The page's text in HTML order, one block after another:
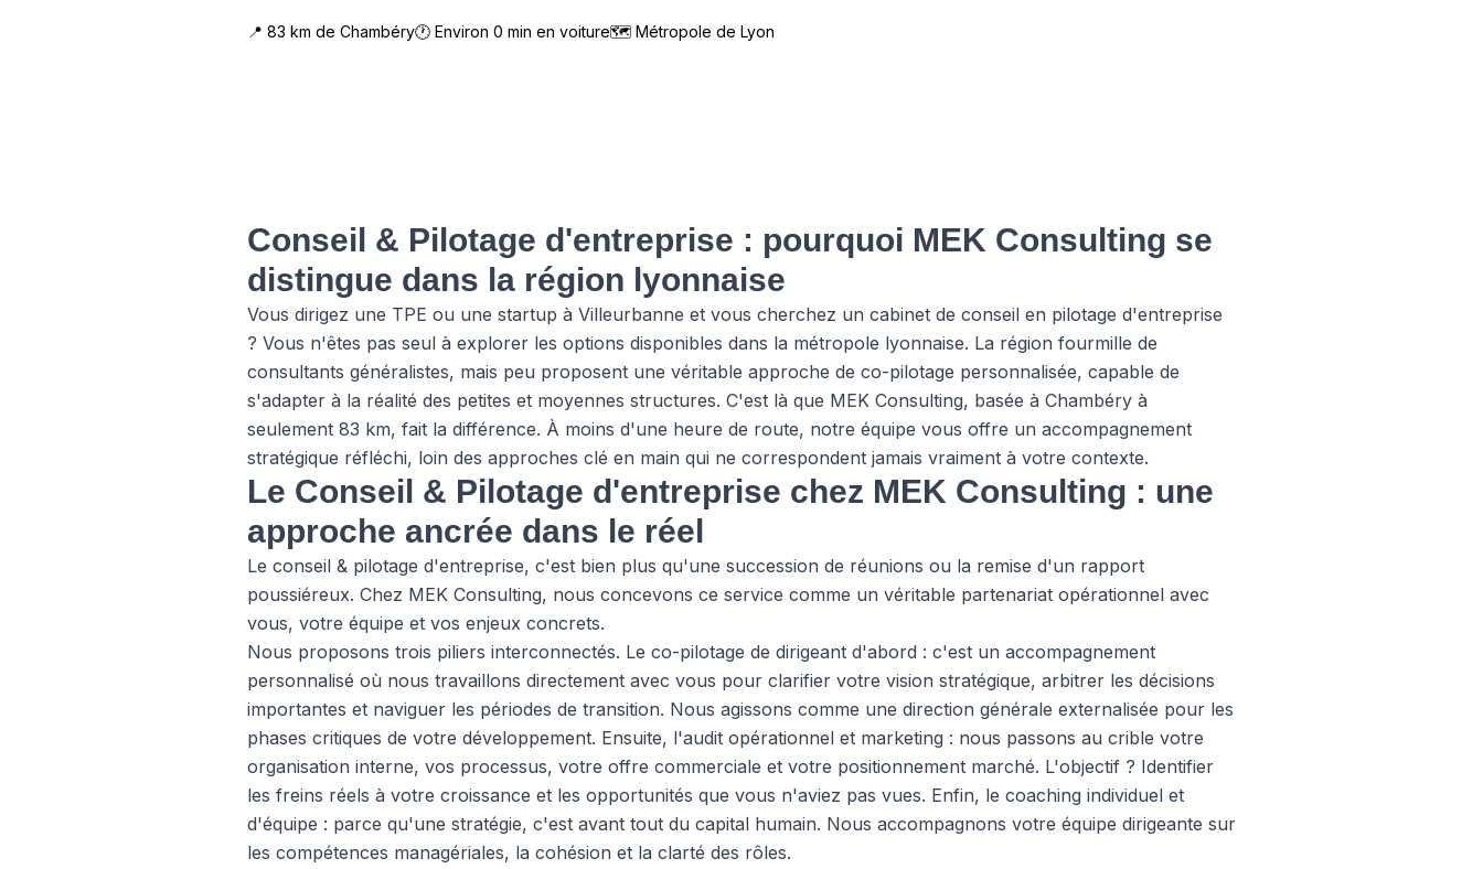
📍 83 km de Chambéry🕐 Environ 0 min en voiture🗺 Métropole de Lyon
Conseil & Pilotage d'entreprise : pourquoi MEK Consulting se
distingue dans la région lyonnaise
Vous dirigez une TPE ou une startup à Villeurbanne et vous cherchez un cabinet de conseil en pilotage d'entreprise
? Vous n'êtes pas seul à explorer les options disponibles dans la métropole lyonnaise. La région fourmille de
consultants généralistes, mais peu proposent une véritable approche de co-pilotage personnalisée, capable de
s'adapter à la réalité des petites et moyennes structures. C'est là que MEK Consulting, basée à Chambéry à
seulement 83 km, fait la différence. À moins d'une heure de route, notre équipe vous offre un accompagnement
stratégique réfléchi, loin des approches clé en main qui ne correspondent jamais vraiment à votre contexte.
Le Conseil & Pilotage d'entreprise chez MEK Consulting : une
approche ancrée dans le réel
Le conseil & pilotage d'entreprise, c'est bien plus qu'une succession de réunions ou la remise d'un rapport
poussiéreux. Chez MEK Consulting, nous concevons ce service comme un véritable partenariat opérationnel avec
vous, votre équipe et vos enjeux concrets.
Nous proposons trois piliers interconnectés. Le co-pilotage de dirigeant d'abord : c'est un accompagnement
personnalisé où nous travaillons directement avec vous pour clarifier votre vision stratégique, arbitrer les décisions
importantes et naviguer les périodes de transition. Nous agissons comme une direction générale externalisée pour les
phases critiques de votre développement. Ensuite, l'audit opérationnel et marketing : nous passons au crible votre
organisation interne, vos processus, votre offre commerciale et votre positionnement marché. L'objectif ? Identifier
les freins réels à votre croissance et les opportunités que vous n'aviez pas vues. Enfin, le coaching individuel et
d'équipe : parce qu'une stratégie, c'est avant tout du capital humain. Nous accompagnons votre équipe dirigeante sur
les compétences managériales, la cohésion et la clarté des rôles.